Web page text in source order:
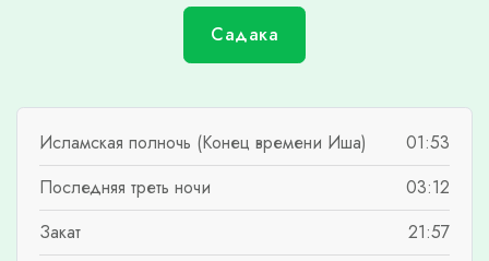
Садака
Исламская полночь (Конец времени Иша)
01:53
Последняя треть ночи
03:12
Закат
21:57